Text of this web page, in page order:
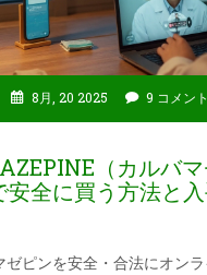
8月, 20 2025 9 コメント
（カルバ
安全に買う方法と
ゼピンを安全・合法にオン